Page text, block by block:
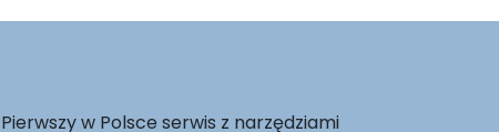
Pierwszy w Polsce serwis z narzędziami